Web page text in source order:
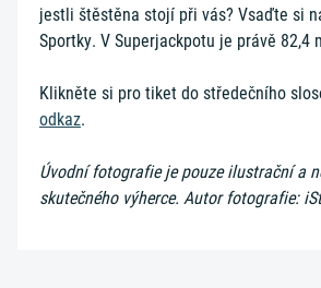
jestli štěstěna stojí při vás? Vsaďte si
Sportky. V Superjackpotu je právě 82,4
Klikněte si pro tiket do středečního
odkaz.
Úvodní fotografie je pouze ilustrační a
skutečného výherce. Autor fotografie: